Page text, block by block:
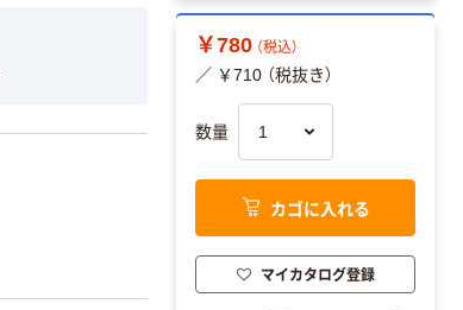
￥780 （税込）
／ ￥710 （税抜き）
数量
カゴに入れる
マイカタログ登録